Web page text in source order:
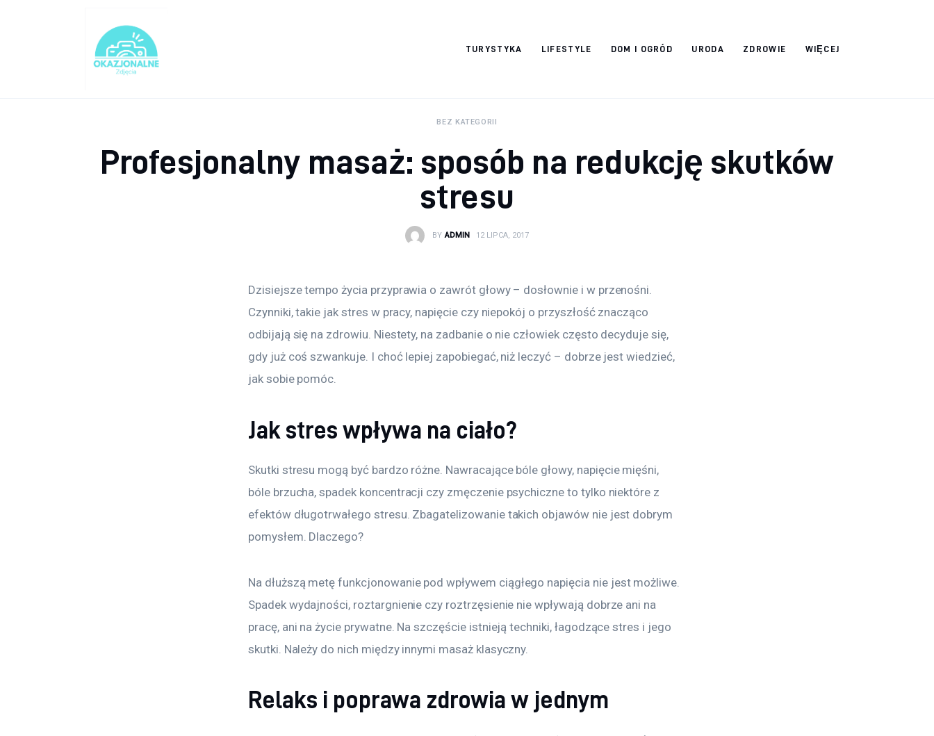
TURYSTYKA LIFESTYLE DOM I OGRÓD URODA ZDROWIE WIĘCEJ
okazjonalne-
BEZ KATEGORII
Profesjonalny masaż: sposób na redukcję skutków
stresu
BY ADMIN 12 LIPCA, 2017
Dzisiejsze tempo życia przyprawia o zawrót głowy – dosłownie i w przenośni.
Czynniki, takie jak stres w pracy, napięcie czy niepokój o przyszłość znacząco
odbijają się na zdrowiu. Niestety, na zadbanie o nie człowiek często decyduje się,
gdy już coś szwankuje. I choć lepiej zapobiegać, niż leczyć – dobrze jest wiedzieć,
jak sobie pomóc.
Jak stres wpływa na ciało?
Skutki stresu mogą być bardzo różne. Nawracające bóle głowy, napięcie mięśni,
bóle brzucha, spadek koncentracji czy zmęczenie psychiczne to tylko niektóre z
efektów długotrwałego stresu. Zbagatelizowanie takich objawów nie jest dobrym
pomysłem. Dlaczego?
Na dłuższą metę funkcjonowanie pod wpływem ciągłego napięcia nie jest możliwe.
Spadek wydajności, roztargnienie czy roztrzęsienie nie wpływają dobrze ani na
pracę, ani na życie prywatne. Na szczęście istnieją techniki, łagodzące stres i jego
skutki. Należy do nich między innymi masaż klasyczny.
Relaks i poprawa zdrowia w jednym